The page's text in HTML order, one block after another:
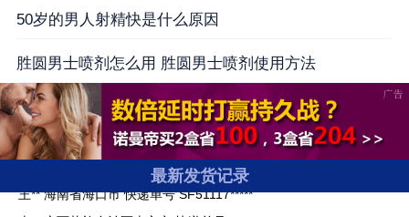
50岁的男人射精快是什么原因
胜圆男士喷剂怎么用 胜圆男士喷剂使用方法
最新发货记录
贺** 广东省深圳市 快递单号 SF12260*****
周** 浙江省宁波市 快递单号 SF12240*****
王** 海南省海口市 快递单号 SF51117*****
李** 广西壮族自治区南宁市 快递单号 SF51113*****